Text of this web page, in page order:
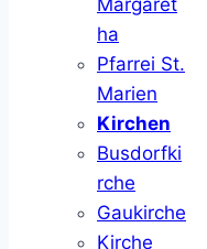
Margaret
ha
Pfarrei St.
Marien
Kirchen
Busdorfki
rche
Gaukirche
Kirche